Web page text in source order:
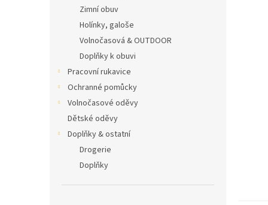
Zimní obuv
Holínky, galoše
Volnočasová & OUTDOOR
Doplňky k obuvi
Pracovní rukavice
Ochranné pomůcky
Volnočasové oděvy
Dětské oděvy
Doplňky & ostatní
Drogerie
Doplňky